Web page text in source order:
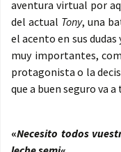
aventura virtual por
del actual Tony, una
el acento en sus
muy importantes,
protagonista o la
que a buen seguro va
«Necesito todos